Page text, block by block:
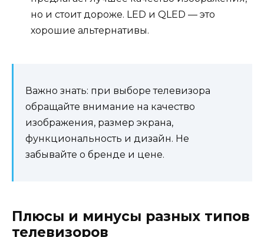
но и стоит дороже. LED и QLED — это
хорошие альтернативы.
Важно знать: при выборе телевизора
обращайте внимание на качество
изображения, размер экрана,
функциональность и дизайн. Не
забывайте о бренде и цене.
Плюсы и минусы разных типов
телевизоров